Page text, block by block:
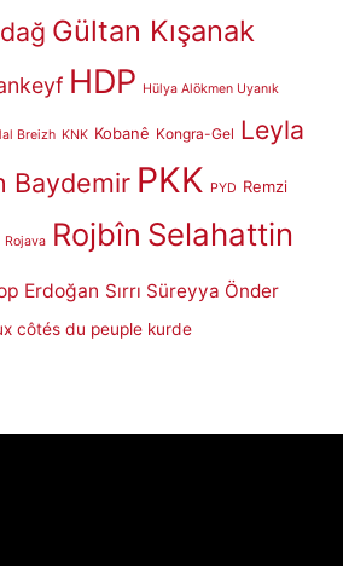
Gültan Kışanak
HDP Hülya Alökmen Uyanık
Breizh KNK Kobanê Kongra-Gel Leyla
Baydemir PKK PYD Remzi
Rojava Rojbîn Selahattin
Erdoğan Sırrı Süreyya Önder
côtés du peuple kurde